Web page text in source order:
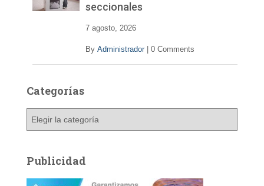
seccionales
7 agosto, 2026
By Administrador 0 Comments
Categorías
g
o
Publicidad